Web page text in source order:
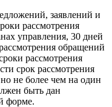
заявлений и
рассмотрения
управления, 30 дней
обращений
рассмотрения
срок рассмотрения
не более чем на один
быть дан
форме.